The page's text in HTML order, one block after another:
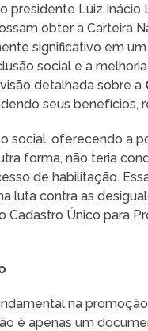
presidente Luiz Inácio
obter a Carteira
significativo em
social e a
detalhada sobre a
seus benefícios,
social, oferecendo a
forma, não teria
de habilitação.
luta contra as
Único para
na
é apenas um